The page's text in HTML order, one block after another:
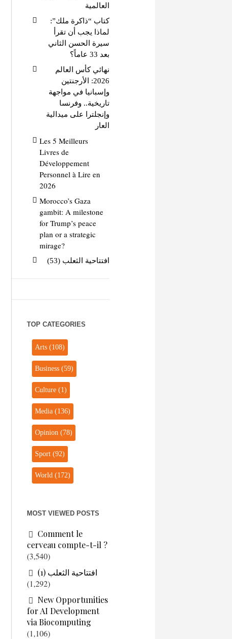
العالمية
كتاب “ذاكرة ملك”:
لماذا يجب أن تقرأ
سيرة الحسن الثاني
بعد 33 عاماً؟
نهائي كأس العالم
2026: الأرجنتين
وإسبانيا في مواجهة
تاريخية.. وفرنسا
وإنجلترا على ميدالية
العار
Les 5 Meilleurs
Livres de
Développement
Personnel à Lire en
2026
Morocco’s Gaza
gambit: A milestone
for Trump’s peace
plan or a strategic
mirage?
افتتاحية الثعلب (53)
TOP CATEGORIES
Arts(108)
Business(59)
Culture(1)
Media(136)
Opinion(78)
Sport(92)
World(172)
MOST VIEWED POSTS
Comment le
cerveau compte-t-il ?
(3,540)
افتتاحية الثعلب (1)
(1,292)
New Opportunities
for AI Development
via Biocomputing
(1,106)